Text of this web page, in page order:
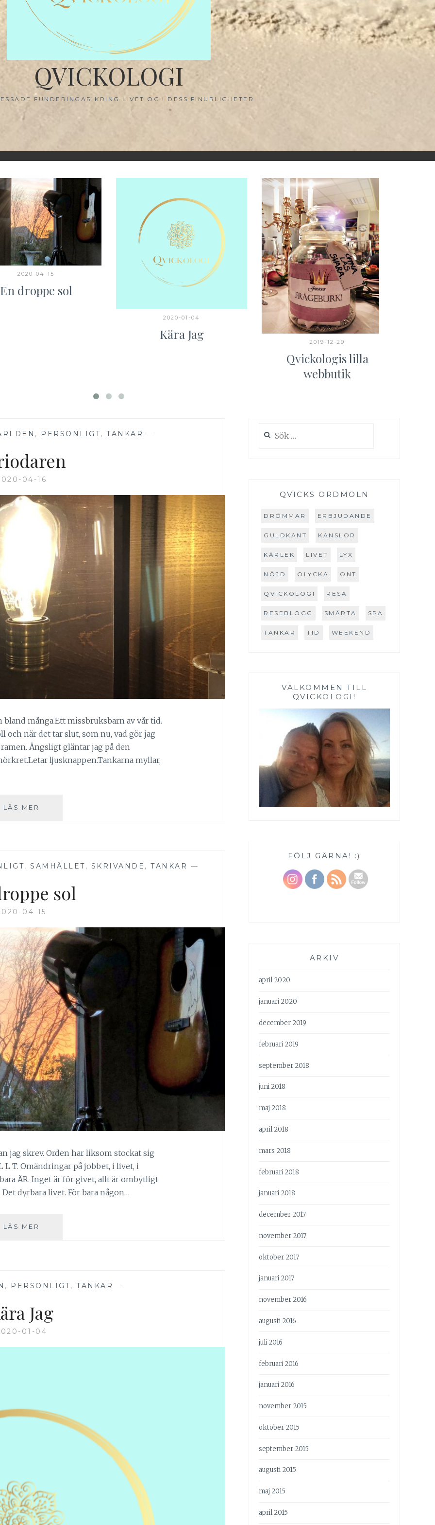
QVICKOLOGI
FUNDERINGAR KRING LIVET OCH DESS FINURLIGHETER
2020-04-15
En droppe sol
2020-01-04
Kära Jag
2019-12-29
Qvickologis lilla
webbutik
, PERSONLIGT,TANKAR —
04-16
bland många.Ett missbruksbarn av vår tid.
och när det tar slut, som nu, vad gör jag
ramen. Ängsligt gläntar jag på den
ljusknappen.Tankarna myllar,
LÄS MER
, SAMHÄLLET, SKRIVANDE , TANKAR —
sol
04-15
jag skrev. Orden har liksom stockat sig
L T. Omändringar på jobbet, i livet, i
ÄR. Inget är för givet, allt är ombytligt
dyrbara livet. För bara någon…
LÄS MER
, PERSONLIGT, TANKAR —
Jag
01-04
efter:
QVICKS ORDMOLN
DRÖMMAR ERBJUDANDE
GULDKANT KÄNSLOR
KÄRLEK LIVET LYX
NÖJD OLYCKA ONT
QVICKOLOGI RESA
RESEBLOGG SMÄRTA SPA
TANKAR TID WEEKEND
VÄLKOMMEN TILL
QVICKOLOGI!
FÖLJ GÄRNA! :)
ARKIV
april 2020
januari 2020
december 2019
februari 2019
september 2018
juni 2018
maj 2018
april 2018
mars 2018
februari 2018
januari 2018
december 2017
november 2017
oktober 2017
januari 2017
november 2016
augusti 2016
juli 2016
februari 2016
januari 2016
november 2015
oktober 2015
september 2015
augusti 2015
maj 2015
april 2015